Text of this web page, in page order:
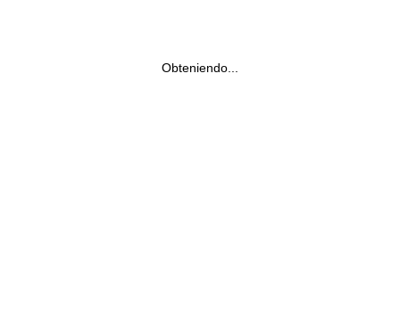
Obteniendo...